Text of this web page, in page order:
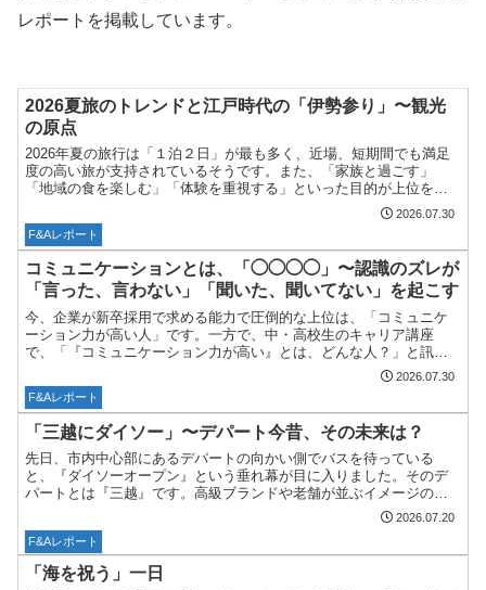
レポートを掲載しています。
2026夏旅のトレンドと江戸時代の「伊勢参り」〜観光
の原点
2026年夏の旅行は「１泊２日」が最も多く、近場、短期間でも満足
度の高い旅が支持されているそうです。また、「家族と過ごす」
「地域の食を楽しむ」「体験を重視する」といった目的が上位を占
め、モノよりもコトに価値を見出す傾向が一層高まっているとい...
2026.07.30
F&Aレポート
コミュニケーションとは、「◯◯◯◯」〜認識のズレが
「言った、言わない」「聞いた、聞いてない」を起こす
今、企業が新卒採用で求める能力で圧倒的な上位は、「コミュニケ
ーション力が高い人」です。一方で、中・高校生のキャリア講座
で、「『コミュニケーション力が高い』とは、どんな人？」と訊く
と、「話が上手い人」「場を盛り上げるのが上手な人」などの答え
が...
2026.07.30
F&Aレポート
「三越にダイソー」〜デパート今昔、その未来は？
先日、市内中心部にあるデパートの向かい側でバスを待っている
と、『ダイソーオープン』という垂れ幕が目に入りました。そのデ
パートとは『三越』です。高級ブランドや老舗が並ぶイメージのデ
パートに100円ショップが入るなんて、少し前までなら想像もでき...
2026.07.20
F&Aレポート
「海を祝う」一日